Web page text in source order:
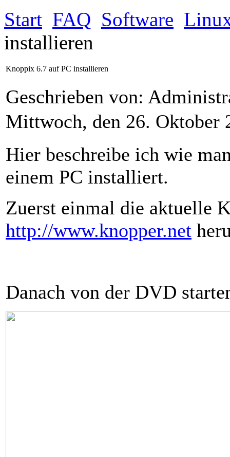
Start FAQ Software
installieren
Knoppix 6.7 auf PC installieren
Geschrieben von:
Mittwoch, den 26. Oktober
Hier beschreibe ich wie
einem PC installiert.
Zuerst einmal die aktuelle
http://www.knopper.net
Danach von der DVD